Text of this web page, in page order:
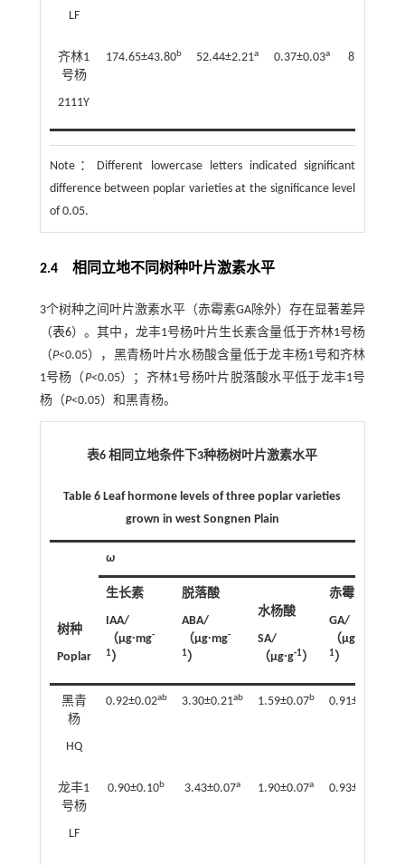
LF
齐林1
号杨
2111Y
174.65±43.80b 52.44±2.21a 0.37±0.03a 87.62±9.35
Note：
Different lowercase letters indicated significant
difference between poplar varieties at the significance level
of 0.05.
2.4相同立地不同树种叶片激素水平
3个树种之间叶片激素水平（赤霉素GA除外）存在显著差异
（表6）。其中，龙丰1号杨叶片生长素含量低于齐林1号杨
（P<0.05），黑青杨叶片水杨酸含量低于龙丰杨1号和齐林
1号杨（ P<0.05）；齐林1号杨叶片脱落酸水平低于龙丰1号
杨（P<0.05）和黑青杨。
表6 相同立地条件下3种杨树叶片激素水平
Table 6 Leaf hormone levels of three poplar varieties
grown in west Songnen Plain
树种
Poplar
ω
生长素
IAA/
（μg∙mg-
1）
脱落酸
ABA/
（μg∙mg-
1）
水杨酸
SA/
（μg∙g-1）
赤霉素
GA/
（μg∙g
1）
黑青
杨
HQ
0.92±0.02ab 3.30±0.21ab 1.59±0.07b 0.91±0.03
龙丰1
号杨
LF
0.90±0.10b 3.43±0.07a 1.90±0.07a 0.93±0.13